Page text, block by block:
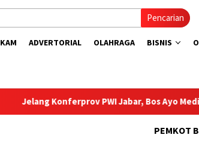
Pencarian
ADVERTORIAL OLAHRAGA BISNIS
Konferprov PWI Jabar, Bos Ayo Media
PEMKOT